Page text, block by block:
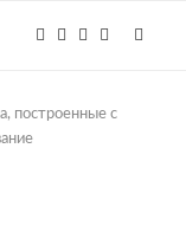
построенные с